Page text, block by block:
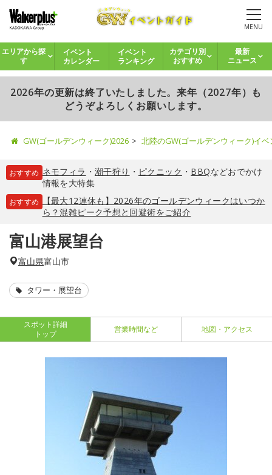
MENU
エリアから探
す
イベント
カレンダー
イベント
ランキング
カテゴリ別
おすすめ
最新
ニュース
2026年の更新は終了いたしました。来年（2027年）も
どうぞよろしくお願いします。
GW(ゴールデンウィーク)2026 北陸のGW(ゴールデンウィーク)イ
おすすめ ネモフィラ ・ 潮干狩り ・ ピクニック ・ BBQなどおでかけ
情報を大特集
おすすめ
【最大12連休も】2026年のゴールデンウィークはいつか
ら？混雑ピーク予想と回避術をご紹介
富山港展望台
富山県富山市
タワー・展望台
スポット詳細
トップ
営業時間など 地図・アクセス